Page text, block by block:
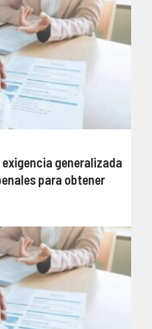
generalizada
para obtener